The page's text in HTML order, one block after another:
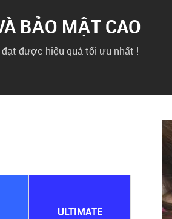
BẢO MẬT CAO
được hiệu quả tối ưu nhất !
ULTIMATE